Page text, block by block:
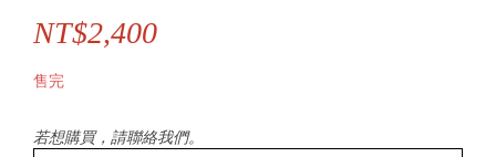
NT$2,400
售完
若想購買，請聯絡我們。